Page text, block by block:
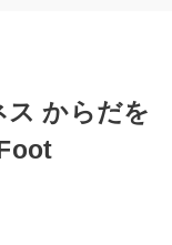
からだを